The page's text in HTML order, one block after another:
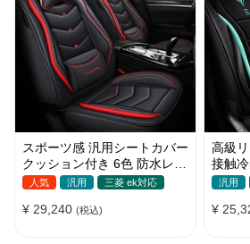
スポーツ感 汎用シートカバー
クッション付き 6色 防水レザ
ー 取付簡単 軽/普自動車
人気 汎用 三菱 ek対応
¥ 29,240 (税込)
高級
接触
ュ生
汎用
¥